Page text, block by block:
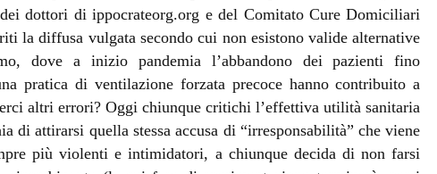
dottori di ippocrateorg.org e del Comitato Cure Domiciliari
la diffusa vulgata secondo cui non esistono valide alternative
dove a inizio pandemia l’abbandono dei pazienti fino
pratica di ventilazione forzata precoce hanno contribuito a
altri errori? Oggi chiunque critichi l’effettiva utilità sanitaria
di attirarsi quella stessa accusa di “irresponsabilità” che viene
più violenti e intimidatori, a chiunque decida di non farsi